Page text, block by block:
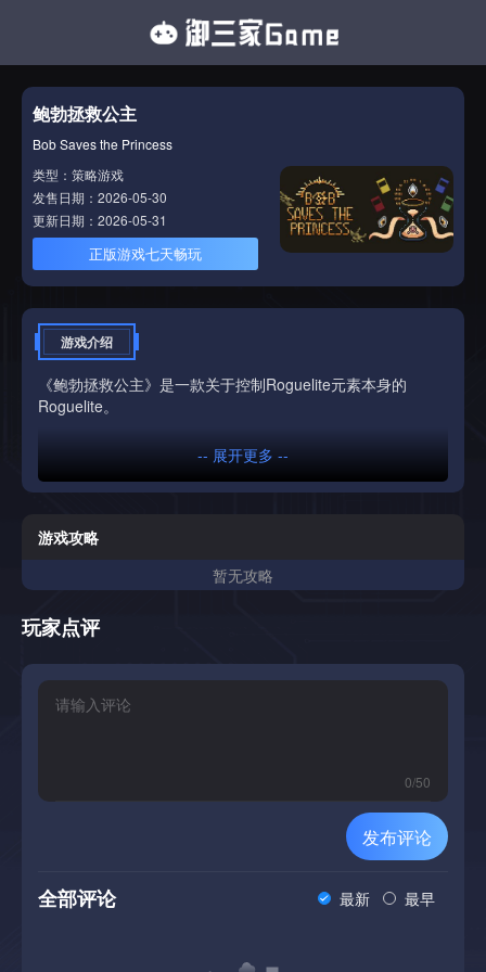
鲍勃拯救公主
Bob Saves the Princess
类型：策略游戏
发售日期：2026-05-30
更新日期：2026-05-31
正版游戏七天畅玩
游戏介绍
《鲍勃拯救公主》是一款关于控制Roguelite元素本身的
Roguelite。
-- 展开更多 --
游戏攻略
暂无攻略
玩家点评
0/50
发布评论
全部评论 最新 最早